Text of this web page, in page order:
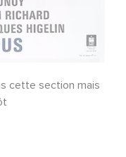
cette section mais